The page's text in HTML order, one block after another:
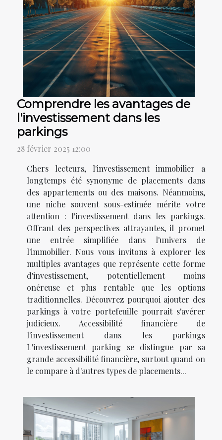
Comprendre les avantages de
l'investissement dans les
parkings
28 février 2025 12:00
Chers lecteurs, l'investissement immobilier a
longtemps été synonyme de placements dans
des appartements ou des maisons. Néanmoins,
une niche souvent sous-estimée mérite votre
attention : l'investissement dans les parkings.
Offrant des perspectives attrayantes, il promet
une entrée simplifiée dans l'univers de
l'immobilier. Nous vous invitons à explorer les
multiples avantages que représente cette forme
d'investissement, potentiellement moins
onéreuse et plus rentable que les options
traditionnelles. Découvrez pourquoi ajouter des
parkings à votre portefeuille pourrait s'avérer
judicieux. Accessibilité financière de
l'investissement dans les parkings
L'investissement parking se distingue par sa
grande accessibilité financière, surtout quand on
le compare à d'autres types de placements...